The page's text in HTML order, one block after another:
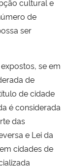
cultural e
de
ser
se em
de
de cidade
é considerada
das
e Lei da
cidades de